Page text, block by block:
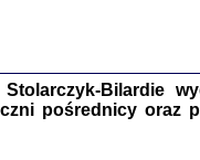
Bilardie
pośrednicy oraz